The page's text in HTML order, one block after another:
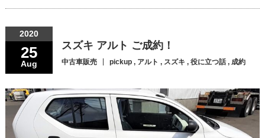
2020
25
Aug
スズキ アルト ご成約！
中古車販売 pickup, アルト , スズキ , 役に立つ話, 成約